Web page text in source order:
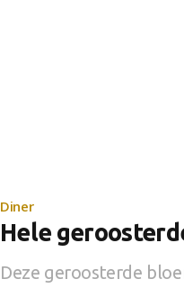
Diner
Hele
Deze geroosterde